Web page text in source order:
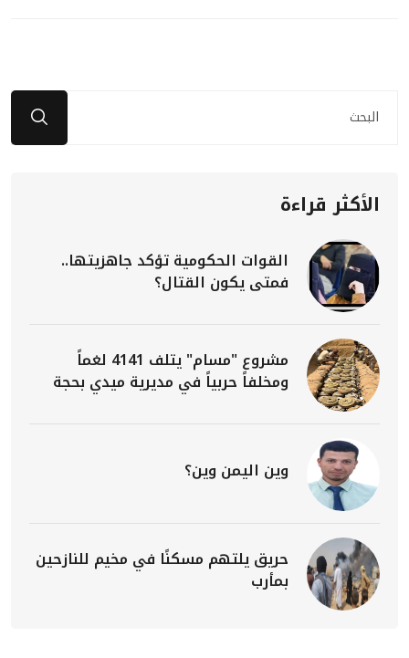
الأكثر قراءة
القوات الحكومية تؤكد جاهزيتها..
فمتى يكون القتال؟
مشروع "مسام" يتلف 4141 لغماً
ومخلفاً حربياً في مديرية ميدي بحجة
وين اليمن وين؟
حريق يلتهم مسكنًا في مخيم للنازحين
بمأرب